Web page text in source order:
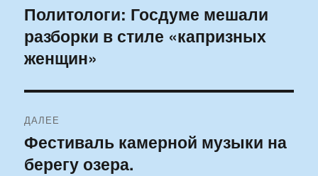
по
записям
Предыдущая
запись:
Политологи: Госдуме мешали
разборки в стиле «капризных
женщин»
ДАЛЕЕ
Следующая
запись:
Фестиваль камерной музыки на
берегу озера.